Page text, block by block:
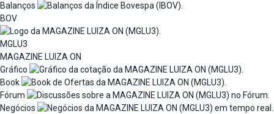
Balanços
BOV
MGLU3
MAGAZINE LUIZA ON
Gráfico
Book
Fórum
Negócios